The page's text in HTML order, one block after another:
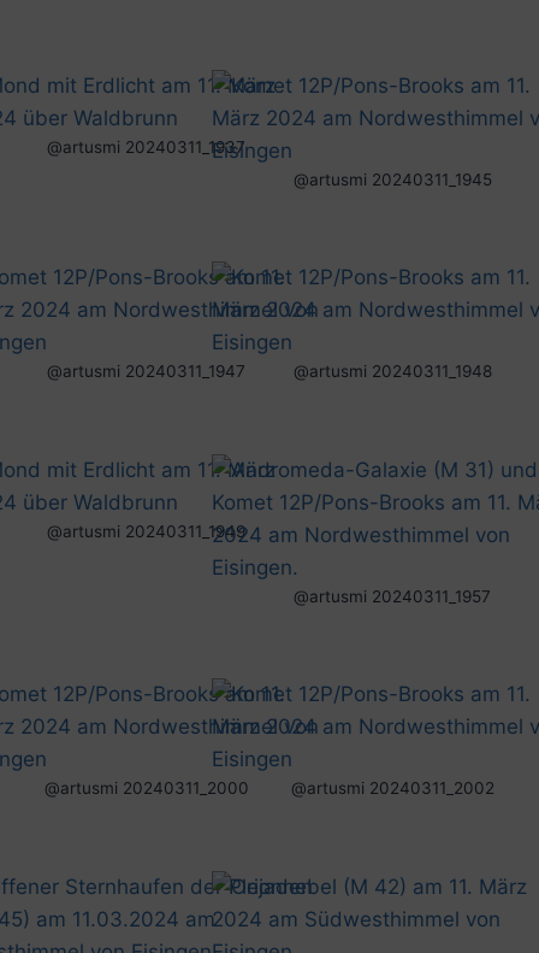
@artusmi 20240311_1937
@artusmi 20240311_1945
@artusmi 20240311_1947 @artusmi 20240311_1948
@artusmi 20240311_1949
@artusmi 20240311_1957
@artusmi 20240311_2000 @artusmi 20240311_2002